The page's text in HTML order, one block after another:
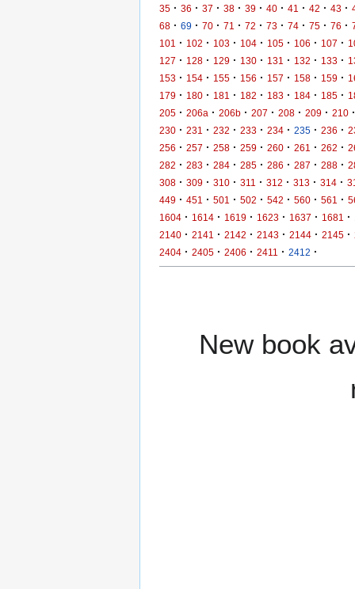
35 · 36 · 37 · 38 · 39 · 40 · 41 · 42 · 43 ·
68 · 69 · 70 · 71 · 72 · 73 · 74 · 75 · 76 ·
101
· 102 · 103 · 104 · 105 · 106 · 107 ·
127 · 128 · 129 · 130 · 131 · 132 · 133 ·
153 · 154 · 155 · 156 · 157 · 158 · 159 ·
179 · 180 · 181 · 182 · 183 · 184 · 185 ·
205 · 206a · 206b · 207 · 208 · 209 · 210 ·
230 · 231 · 232 · 233 · 234 · 235 · 236 ·
256 · 257 · 258 · 259 · 260 · 261 · 262 ·
282 · 283 · 284 · 285 · 286 · 287 · 288 ·
308 · 309 · 310 · 311 · 312 · 313 · 314 ·
449 · 451 · 501 · 502 · 542 · 560 · 561 ·
1604 · 1614 · 1619 · 1623 · 1637 · 1681 ·
2140 · 2141 · 2142 · 2143 · 2144 · 2145 ·
2404 · 2405 · 2406 · 2411 · 2412 ·
New book